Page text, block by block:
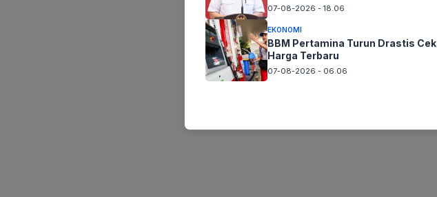
07-08-2026 - 18.06
EKONOMI
BBM Pertamina Turun Drastis Cek
Harga Terbaru
07-08-2026 - 06.06